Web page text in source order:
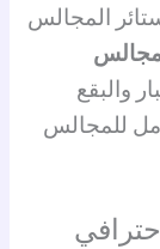
المجالس
والبقع
للمجالس